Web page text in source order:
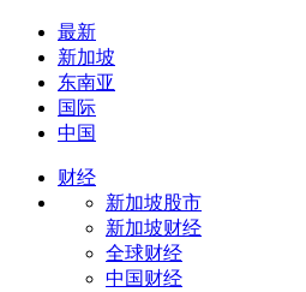
最新
新加坡
东南亚
国际
中国
财经
新加坡股市
新加坡财经
全球财经
中国财经